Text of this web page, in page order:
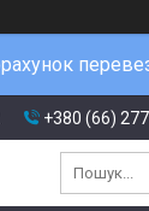
+380 (66)